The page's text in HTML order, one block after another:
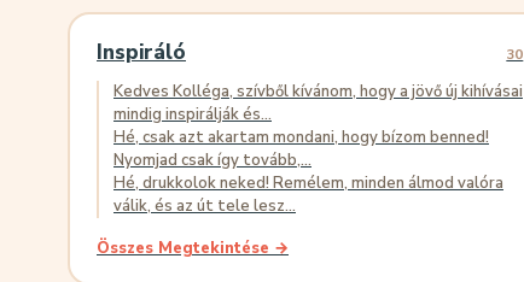
Inspiráló 30
Kedves Kolléga, szívből kívánom, hogy a jövő új kihívásai
mindig inspirálják és...
Hé, csak azt akartam mondani, hogy bízom benned!
Nyomjad csak így tovább,...
Hé, drukkolok neked! Remélem, minden álmod valóra
válik, és az út tele lesz...
Összes Megtekintése →